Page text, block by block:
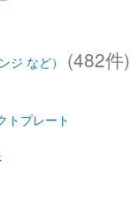
ャー・保温弁当箱な
)
ジ など）